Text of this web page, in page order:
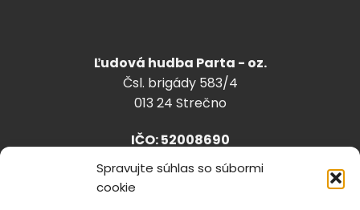
Spravujte súhlas so súbormi
cookie
Ľudová hudba Parta - oz.
Čsl. brigády 583/4
013 24 Strečno
IČO: 52008690